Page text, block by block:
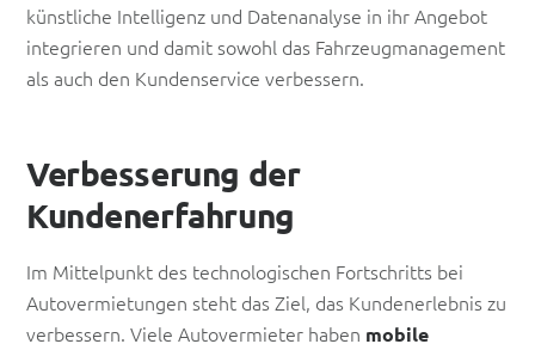
künstliche Intelligenz und Datenanalyse in ihr Angebot
integrieren und damit sowohl das Fahrzeugmanagement
als auch den Kundenservice verbessern.
Verbesserung der
Kundenerfahrung
Im Mittelpunkt des technologischen Fortschritts bei
Autovermietungen steht das Ziel, das Kundenerlebnis zu
verbessern. Viele Autovermieter haben mobile